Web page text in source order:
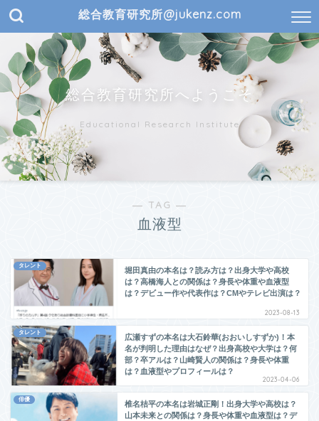
総合教育研究所@jukenz.com
総合教育研究所へようこそ
Educational Research Institute
― TAG ―
血液型
タレント
堀田真由の本名は？読み方は？出身大学や高校
は？高橋海人との関係は？身長や体重や血液型
は？デビュー作や代表作は？CMやテレビ出演は？
2023-08-13
タレント
広瀬すずの本名は大石鈴華(おおいしすずか)！本
名が判明した理由はなぜ？出身高校や大学は？何
部？卒アルは？山崎賢人の関係は？身長や体重
は？血液型やプロフィールは？
2023-04-06
俳優
椎名桔平の本名は岩城正剛！出身大学や高校は？
山本未来との関係は？身長や体重や血液型は？デ